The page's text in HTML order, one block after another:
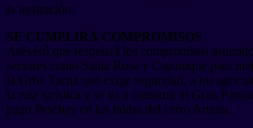
la institución.
SE CUMPLIRÁ COMPROMISOS
Aseveró que respetará los compromisos
sectores como Santa Rosa y Capanique para
la Urba Tacna que exige seguridad, a los
la ruta turística y se va a construir el Gran
pago Peschay en las faldas del cerro Arunta.